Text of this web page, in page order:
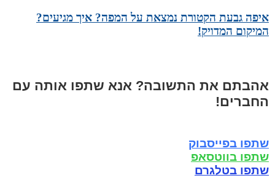
איפה גבעת הקטורת נמצאת על המפה? איך מגיעים?
המיקום המדויק!
אהבתם את התשובה? אנא שתפו אותה עם
החברים!
שתפו בפייסבוק
שתפו בווטסאפ
שתפו בטלגרם